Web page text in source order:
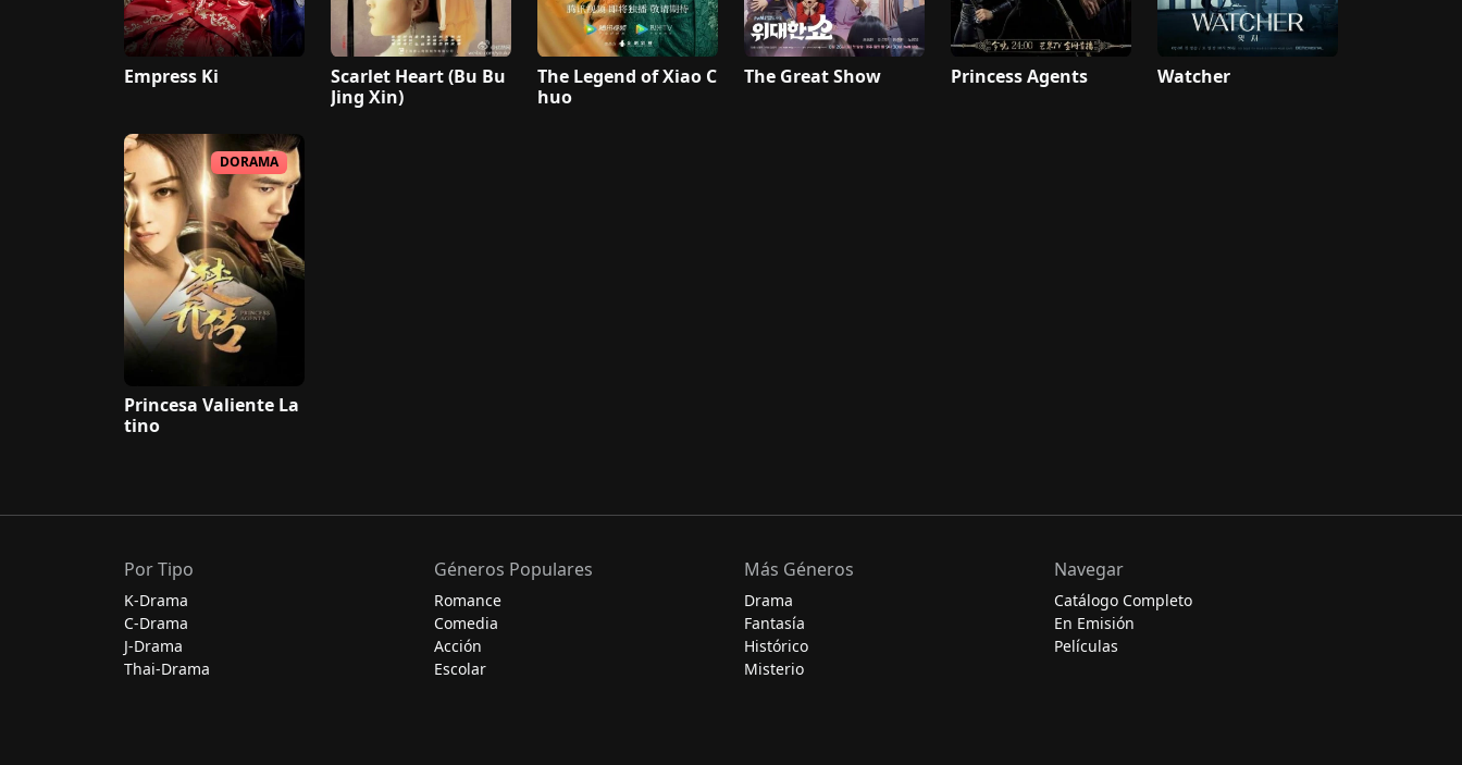
Empress Ki
Scarlet Heart (Bu Bu
Jing Xin)
The Legend of Xiao C
huo
The Great Show Princess Agents Watcher
DORAMA
Princesa Valiente La
tino
Por Tipo
K-Drama
C-Drama
J-Drama
Thai-Drama
Géneros Populares
Romance
Comedia
Acción
Escolar
Más Géneros
Drama
Fantasía
Histórico
Misterio
Navegar
Catálogo Completo
En Emisión
Películas